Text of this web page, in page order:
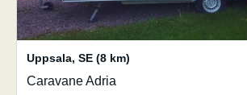
Uppsala, SE (8 km)
Caravane Adria